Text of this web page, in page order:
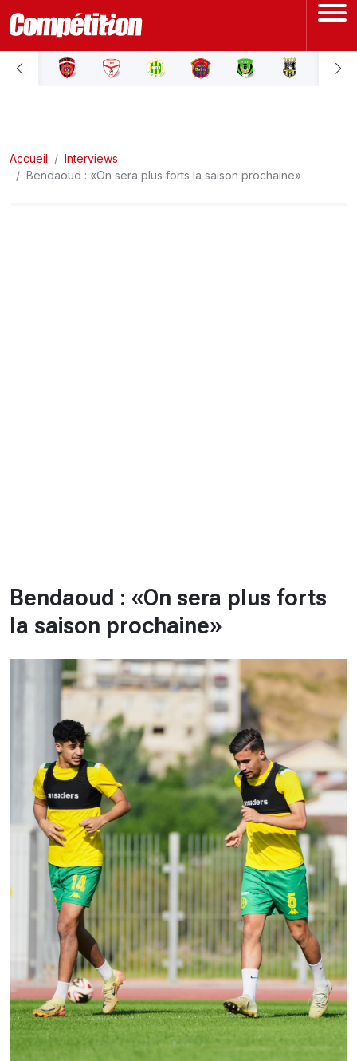
ACCUEIL
LIGUE 2
Accueil
Interviews
Bendaoud : «On sera plus forts la saison prochaine»
Bendaoud : «On sera plus forts
la saison prochaine»